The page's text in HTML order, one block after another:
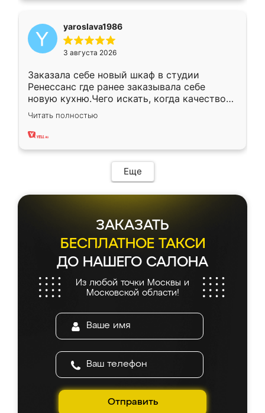
yaroslava1986
3 августа 2026
Заказала себе новый шкаф в студии
Ренессанс где ранее заказывала себе
новую кухню.Чего искать, когда качеством
вполне довольна. Служит кухня уже почти
два года, нареканий нет.
Читать полностью
Еще
ЗАКАЗАТЬ
БЕСПЛАТНОЕ ТАКСИ
ДО НАШЕГО САЛОНА
Из любой точки Москвы и
Московской области!
Отправить